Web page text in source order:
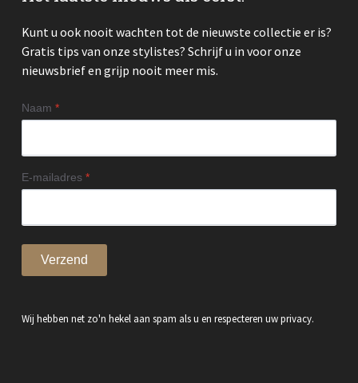
Kunt u ook nooit wachten tot de nieuwste collectie er is?
Gratis tips van onze stylistes? Schrijf u in voor onze
nieuwsbrief en grijp nooit meer mis.
Naam*
E-mailadres*
Verzend
Wij hebben net zo'n hekel aan spam als u en respecteren uw privacy.